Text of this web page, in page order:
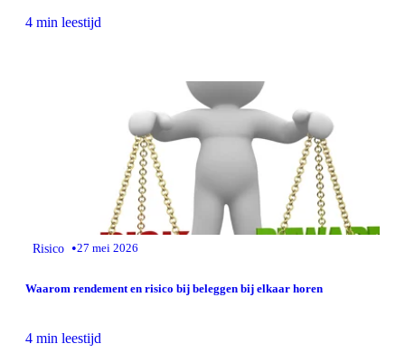
4 min leestijd
Risico •27 mei 2026
Waarom rendement en risico bij beleggen bij elkaar horen
4 min leestijd